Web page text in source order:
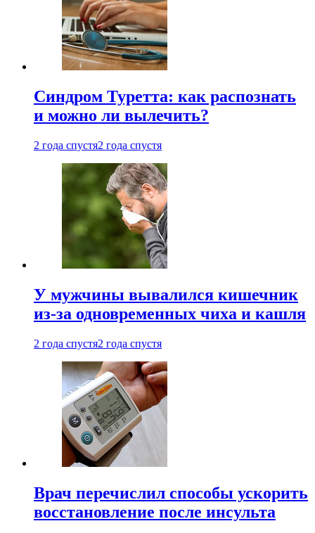
Синдром Туретта: как распознать
и можно ли вылечить?
2 года спустя2 года спустя
У мужчины вывалился кишечник
из-за одновременных чиха и кашля
2 года спустя2 года спустя
Врач перечислил способы ускорить
восстановление после инсульта